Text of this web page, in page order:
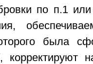
по п.1
была